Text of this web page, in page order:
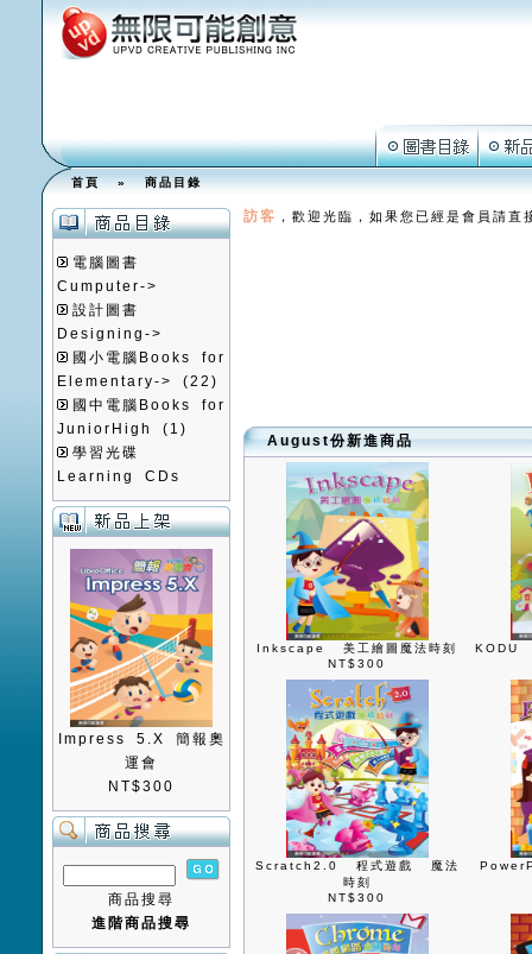
首頁»商品目錄
電腦圖書
Cumputer->
設計圖書
Designing->
國小電腦Books for
Elementary->
(22)
國中電腦Books for
JuniorHigh
(1)
學習光碟
Learning CDs
Impress 5.X 簡報奧
運會
NT$300
商品搜尋
進階商品搜尋
訪客 ，歡迎光臨，如果您已經是會員請直
August份新進商品
Inkscape 美工繪圖魔法時刻
NT$300
KODU
Scratch2.0 程式遊戲 魔法
時刻
NT$300